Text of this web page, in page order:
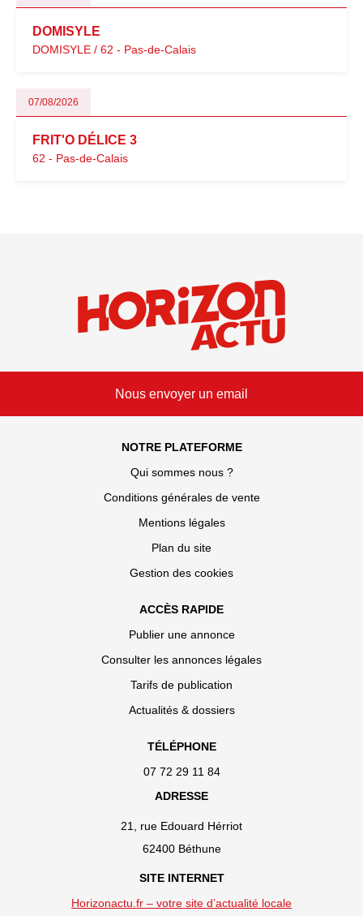
DOMISYLE
DOMISYLE / 62 - Pas-de-Calais
07/08/2026
FRIT'O DÉLICE 3
62 - Pas-de-Calais
Nous envoyer un email
NOTRE PLATEFORME
Qui sommes nous ?
Conditions générales de vente
Mentions légales
Plan du site
Gestion des cookies
ACCÈS RAPIDE
Publier une annonce
Consulter les annonces légales
Tarifs de publication
Actualités & dossiers
TÉLÉPHONE
07 72 29 11 84
ADRESSE
21, rue Edouard Hérriot
62400 Béthune
SITE INTERNET
Horizonactu.fr – votre site d’actualité locale